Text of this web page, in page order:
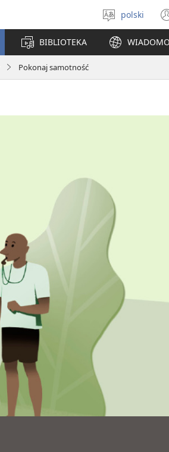
Wybór
języka
polski
BIBLIOTEKA
Pokonaj samotność